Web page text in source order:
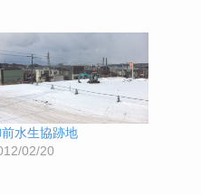
水生協跡地
02/20